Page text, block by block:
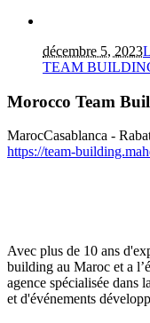
décembre 5, 2023
TEAM
Morocco Team
MarocCasablanca -
https://team-building.ma
Avec plus de 10 ans
building au Maroc et a
agence spécialisée dans
et d'événements